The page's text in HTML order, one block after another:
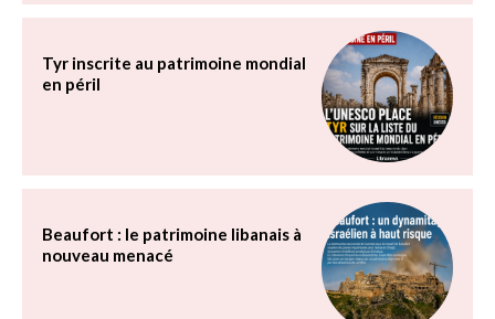
Tyr inscrite au patrimoine mondial
en péril
Beaufort : le patrimoine libanais à
nouveau menacé